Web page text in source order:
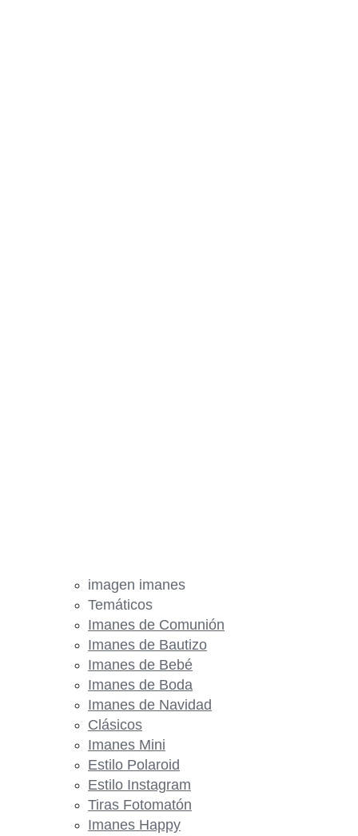
imagen imanes
Temáticos
Imanes de Comunión
Imanes de Bautizo
Imanes de Bebé
Imanes de Boda
Imanes de Navidad
Clásicos
Imanes Mini
Estilo Polaroid
Estilo Instagram
Tiras Fotomatón
Imanes Happy